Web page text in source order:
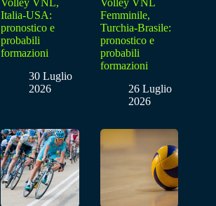
Volley VNL,
Italia-USA:
pronostico e
probabili
formazioni
30 Luglio
2026
Volley VNL
Femminile,
Turchia-Brasile:
pronostico e
probabili
formazioni
26 Luglio
2026